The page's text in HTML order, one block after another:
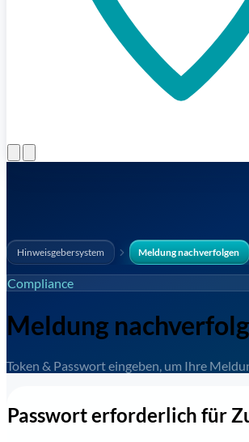
Hinweisgebersystem Meldung nachverfolgen
Compliance
Meldung
Token & Passwort eingeben, um Ihre
Passwort erforderlich für